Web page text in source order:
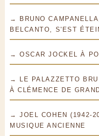
→ BRUNO
BELCANTO, S'EST
→ OSCAR JOCKEL À
→ LE PALAZZETTO
À CLÉMENCE DE
→ JOEL COHEN (1942-
MUSIQUE ANCIENNE